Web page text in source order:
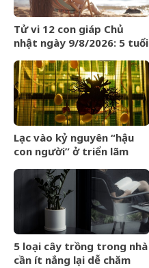
Tử vi 12 con giáp Chủ
nhật ngày 9/8/2026: 5 tuổi
Lạc vào kỷ nguyên “hậu
con người” ở triển lãm
Chit Chítt
5 loại cây trồng trong nhà
cần ít nắng lại dễ chăm